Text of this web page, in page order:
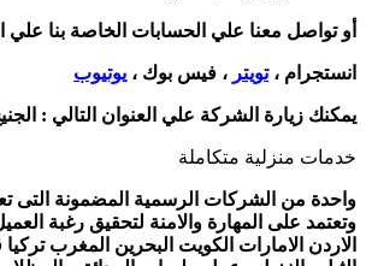
أو تواصل معنا علي الحسابات الخاصة بنا علي
انستجرام ،تويتر ، فيس بوك ، يوتيوب
يمكنك زيارة الشركة علي العنوان التالي :
خدمات منزلية متكاملة
واحدة من الشركات الرسمية المضمونة التى
وتعتمد على المهارة والامنة لتحقيق رغبة
الاردن الامارات الكويت البحرين المغرب